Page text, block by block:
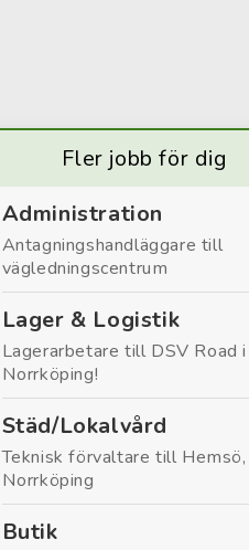
Fler jobb för dig
Administration
Antagningshandläggare till
vägledningscentrum
Lager & Logistik
Lagerarbetare till DSV Road i
Norrköping!
Städ/Lokalvård
Teknisk förvaltare till Hemsö,
Norrköping
Butik